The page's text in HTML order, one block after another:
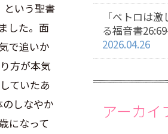
という聖書
した。面
で追いか
方が本気
ていたあ
しなやか
になって
「ペトロは
る福音書
2026.04.26
アーカイ